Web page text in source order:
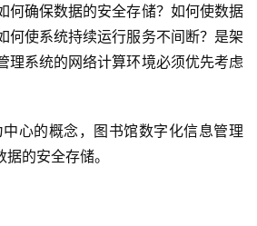
何确保数据的安全存储？如何使数据
何使系统持续运行服务不间断？是架
理系统的网络计算环境必须优先考虑
心的概念，图书馆数字化信息管理
的安全存储。